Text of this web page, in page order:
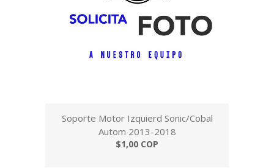
Soporte Motor Izquierd Sonic/Cobal
Autom 2013-2018
$1,00 COP